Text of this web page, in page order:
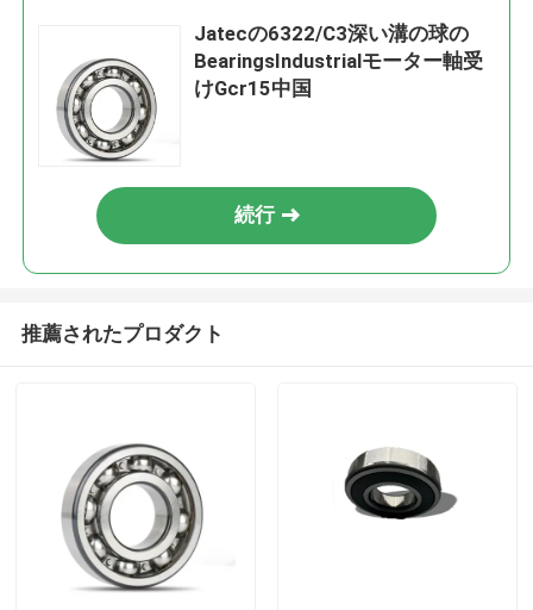
Jatecの6322/C3深い溝の球の
BearingsIndustrialモーター軸受
けGcr15中国
続行
推薦されたプロダクト